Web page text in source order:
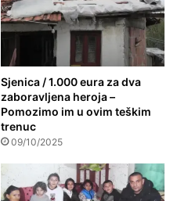
Sjenica / 1.000 eura za dva
zaboravljena heroja –
Pomozimo im u ovim teškim
trenuc
09/10/2025